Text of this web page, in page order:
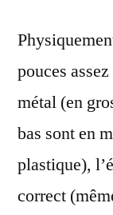
pouces
métal (en
bas sont en
plastique),
correct